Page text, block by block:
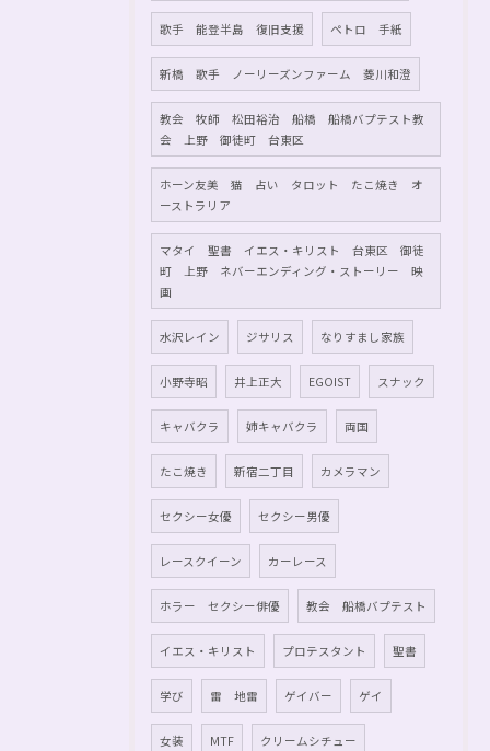
歌手 能登半島 復旧支援 ペトロ 手紙
新橋 歌手 ノーリーズンファーム 菱川和澄
教会 牧師 松田裕治 船橋 船橋バプテスト教
会 上野 御徒町 台東区
ホーン友美 猫 占い タロット たこ焼き オ
ーストラリア
マタイ 聖書 イエス・キリスト 台東区 御徒
町 上野 ネバーエンディング・ストーリー 映
画
水沢レイン ジサリス なりすまし家族
小野寺昭 井上正大 EGOIST スナック
キャバクラ 姉キャバクラ 両国
たこ焼き 新宿二丁目 カメラマン
セクシー女優 セクシー男優
レースクイーン カーレース
ホラー セクシー俳優 教会 船橋バプテスト
イエス・キリスト プロテスタント 聖書
学び 雷 地雷 ゲイバー ゲイ
女装 MTF クリームシチュー